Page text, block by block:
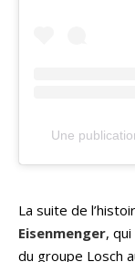
Une
La suite de
Eisenmenger,
du groupe Losch